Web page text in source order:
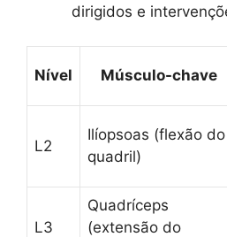
dirigidos e
Nível Músculo-chave
L2
Ilíopsoas (flexão do
quadril)
L3
Quadríceps
(extensão do